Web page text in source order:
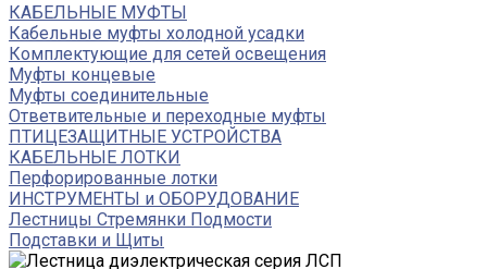
КАБЕЛЬНЫЕ МУФТЫ
Кабельные муфты холодной усадки
Комплектующие для сетей освещения
Муфты концевые
Муфты соединительные
Ответвительные и переходные муфты
ПТИЦЕЗАЩИТНЫЕ УСТРОЙСТВА
КАБЕЛЬНЫЕ ЛОТКИ
Перфорированные лотки
ИНСТРУМЕНТЫ и ОБОРУДОВАНИЕ
Лестницы Стремянки Подмости
Подставки и Щиты